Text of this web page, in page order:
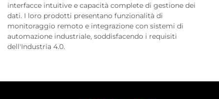
interfacce intuitive e capacità complete di gestione dei
dati. I loro prodotti presentano funzionalità di
monitoraggio remoto e integrazione con sistemi di
automazione industriale, soddisfacendo i requisiti
dell'Industria 4.0.